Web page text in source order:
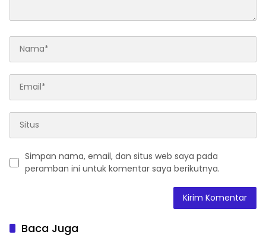
Simpan nama, email, dan situs web saya pada
peramban ini untuk komentar saya berikutnya.
Baca Juga